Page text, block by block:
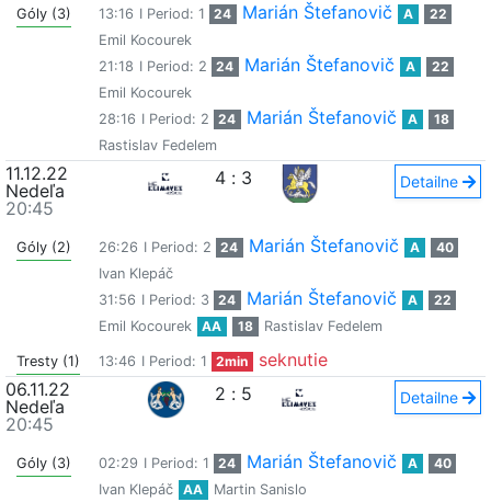
Góly (3) 13:16 I Period: 1 24 Marián Štefanovič A
22
Emil Kocourek
21:18 I Period: 2 24 Marián Štefanovič A
22
Emil Kocourek
28:16 I Period: 2 24 Marián Štefanovič A
18
Rastislav Fedelem
11.12.22
Nedeľa
20:45
4 : 3 Detailne
Góly (2) 26:26 I Period: 2 24 Marián Štefanovič A
40
Ivan Klepáč
31:56 I Period: 3 24 Marián Štefanovič A
22
Emil Kocourek
AA 18 Rastislav Fedelem
Tresty (1) 13:46 I Period: 1 2min
seknutie
06.11.22
Nedeľa
20:45
2 : 5 Detailne
Góly (3) 02:29 I Period: 1 24 Marián Štefanovič A
40
Ivan Klepáč
AA
Martin Sanislo